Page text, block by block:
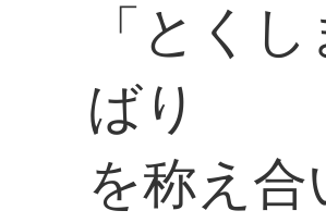
「とく
ばり
を称え